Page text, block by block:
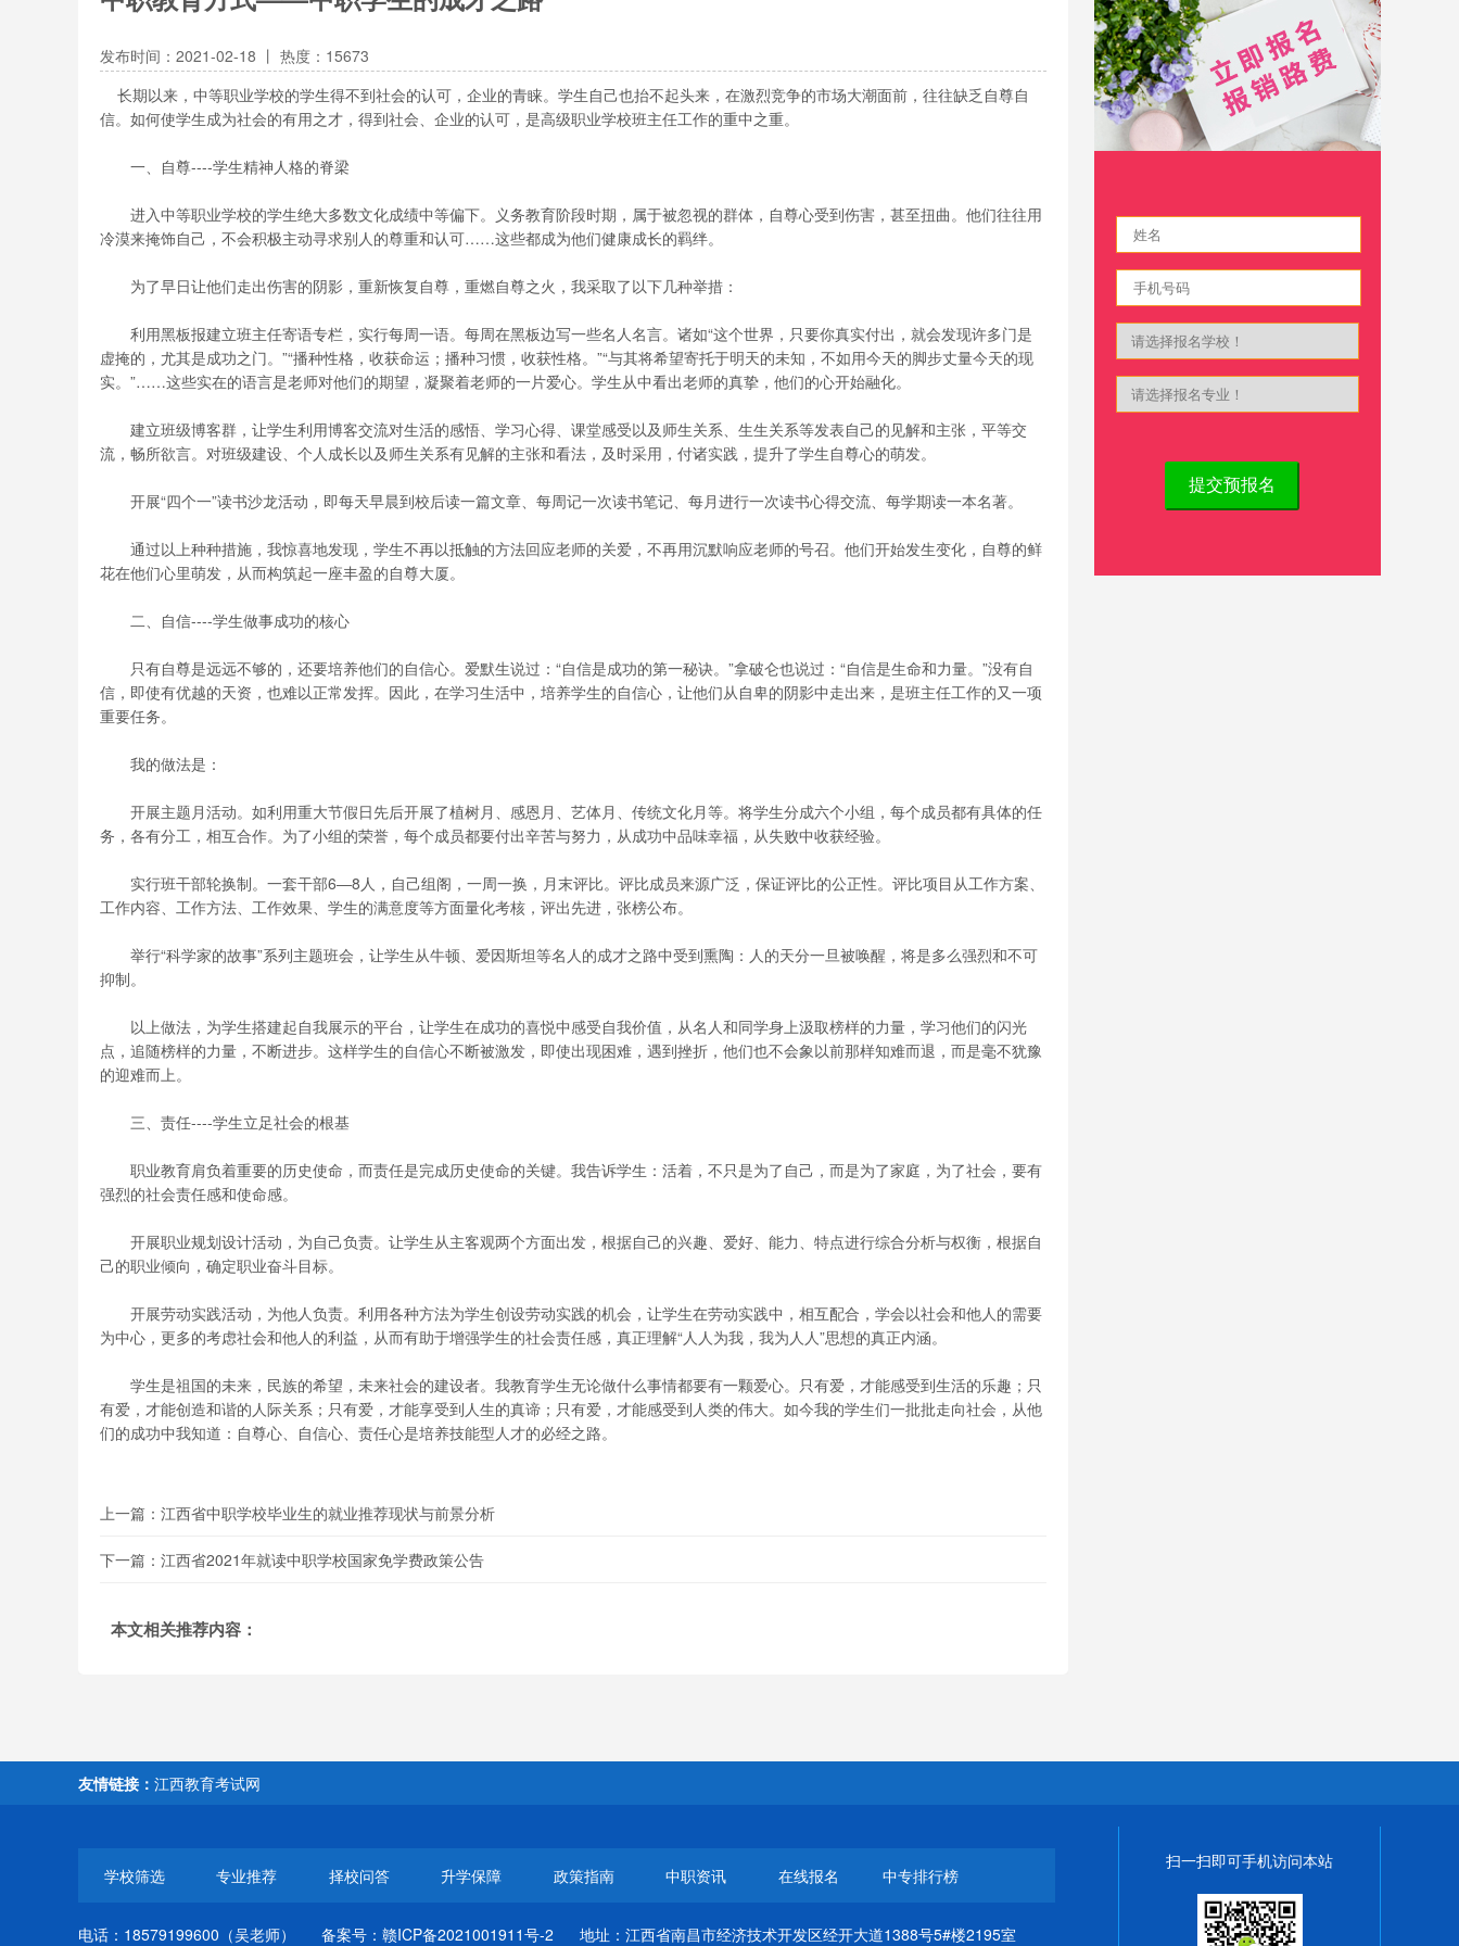
发布时间：2021-02-18 丨 热度：15673
长期以来，中等职业学校的学生得不到社会的认可，企业的青睐。学生自己也抬不起头来，在激烈竞争的市场大潮面前，往往缺乏自尊自
信。如何使学生成为社会的有用之才，得到社会、企业的认可，是高级职业学校班主任工作的重中之重。
一、自尊----学生精神人格的脊梁
进入中等职业学校的学生绝大多数文化成绩中等偏下。义务教育阶段时期，属于被忽视的群体，自尊心受到伤害，甚至扭曲。他们往往用
冷漠来掩饰自己，不会积极主动寻求别人的尊重和认可……这些都成为他们健康成长的羁绊。
为了早日让他们走出伤害的阴影，重新恢复自尊，重燃自尊之火，我采取了以下几种举措：
利用黑板报建立班主任寄语专栏，实行每周一语。每周在黑板边写一些名人名言。诸如“这个世界，只要你真实付出，就会发现许多门是
虚掩的，尤其是成功之门。”“播种性格，收获命运；播种习惯，收获性格。”“与其将希望寄托于明天的未知，不如用今天的脚步丈量今天的现
实。”……这些实在的语言是老师对他们的期望，凝聚着老师的一片爱心。学生从中看出老师的真挚，他们的心开始融化。
建立班级博客群，让学生利用博客交流对生活的感悟、学习心得、课堂感受以及师生关系、生生关系等发表自己的见解和主张，平等交
流，畅所欲言。对班级建设、个人成长以及师生关系有见解的主张和看法，及时采用，付诸实践，提升了学生自尊心的萌发。
开展“四个一”读书沙龙活动，即每天早晨到校后读一篇文章、每周记一次读书笔记、每月进行一次读书心得交流、每学期读一本名著。
通过以上种种措施，我惊喜地发现，学生不再以抵触的方法回应老师的关爱，不再用沉默响应老师的号召。他们开始发生变化，自尊的鲜
花在他们心里萌发，从而构筑起一座丰盈的自尊大厦。
二、自信----学生做事成功的核心
只有自尊是远远不够的，还要培养他们的自信心。爱默生说过：“自信是成功的第一秘诀。”拿破仑也说过：“自信是生命和力量。”没有自
信，即使有优越的天资，也难以正常发挥。因此，在学习生活中，培养学生的自信心，让他们从自卑的阴影中走出来，是班主任工作的又一项
重要任务。
我的做法是：
开展主题月活动。如利用重大节假日先后开展了植树月、感恩月、艺体月、传统文化月等。将学生分成六个小组，每个成员都有具体的任
务，各有分工，相互合作。为了小组的荣誉，每个成员都要付出辛苦与努力，从成功中品味幸福，从失败中收获经验。
实行班干部轮换制。一套干部6―8人，自己组阁，一周一换，月末评比。评比成员来源广泛，保证评比的公正性。评比项目从工作方案、
工作内容、工作方法、工作效果、学生的满意度等方面量化考核，评出先进，张榜公布。
举行“科学家的故事”系列主题班会，让学生从牛顿、爱因斯坦等名人的成才之路中受到熏陶：人的天分一旦被唤醒，将是多么强烈和不可
抑制。
以上做法，为学生搭建起自我展示的平台，让学生在成功的喜悦中感受自我价值，从名人和同学身上汲取榜样的力量，学习他们的闪光
点，追随榜样的力量，不断进步。这样学生的自信心不断被激发，即使出现困难，遇到挫折，他们也不会象以前那样知难而退，而是毫不犹豫
的迎难而上。
三、责任----学生立足社会的根基
职业教育肩负着重要的历史使命，而责任是完成历史使命的关键。我告诉学生：活着，不只是为了自己，而是为了家庭，为了社会，要有
强烈的社会责任感和使命感。
开展职业规划设计活动，为自己负责。让学生从主客观两个方面出发，根据自己的兴趣、爱好、能力、特点进行综合分析与权衡，根据自
己的职业倾向，确定职业奋斗目标。
开展劳动实践活动，为他人负责。利用各种方法为学生创设劳动实践的机会，让学生在劳动实践中，相互配合，学会以社会和他人的需要
为中心，更多的考虑社会和他人的利益，从而有助于增强学生的社会责任感，真正理解“人人为我，我为人人”思想的真正内涵。
学生是祖国的未来，民族的希望，未来社会的建设者。我教育学生无论做什么事情都要有一颗爱心。只有爱，才能感受到生活的乐趣；只
有爱，才能创造和谐的人际关系；只有爱，才能享受到人生的真谛；只有爱，才能感受到人类的伟大。如今我的学生们一批批走向社会，从他
们的成功中我知道：自尊心、自信心、责任心是培养技能型人才的必经之路。
上一篇：江西省中职学校毕业生的就业推荐现状与前景分析
下一篇：江西省2021年就读中职学校国家免学费政策公告
本文相关推荐内容：
提交预报名
友情链接： 江西教育考试网
学校筛选 专业推荐 择校问答 升学保障 政策指南 中职资讯 在线报名 中专排行榜
电话：18579199600（吴老师） 备案号： 赣ICP备2021001911号-2 地址：江西省南昌市经济技术开发区经开大道1388号5#楼2195室
扫一扫即可手机访问本站